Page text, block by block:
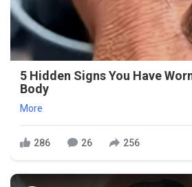
5 Hidden Signs You Have
Body
More
286 26 256